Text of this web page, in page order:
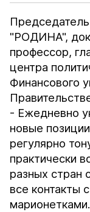
"РОДИНА",
профессор,
центра
Финансового
- Ежедневно
новые
регулярно
практически
разных стран
все контакты